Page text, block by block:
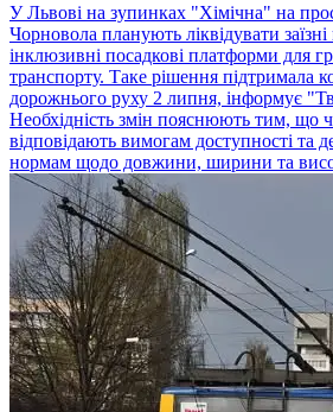
У Львові на зупинках "Хімічна" на
Чорновола планують ліквідувати
інклюзивні посадкові платформи для
транспорту. Таке рішення підтримала
дорожнього руху 2 липня, інформує
Необхідність змін пояснюють тим, що
відповідають вимогам доступності та
нормам щодо довжини, ширини та